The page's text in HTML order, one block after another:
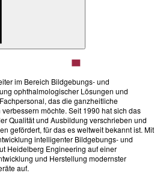
im Bereich Bildgebungs- und
ophthalmologischer Lösungen und
das die ganzheitliche
möchte. Seit 1990 hat sich das
Qualität und Ausbildung verschrieben und
gefördert, für das es weltweit bekannt ist. Mit
intelligenter Bildgebungs- und
Heidelberg Engineering auf einer
und Herstellung modernster
auf.